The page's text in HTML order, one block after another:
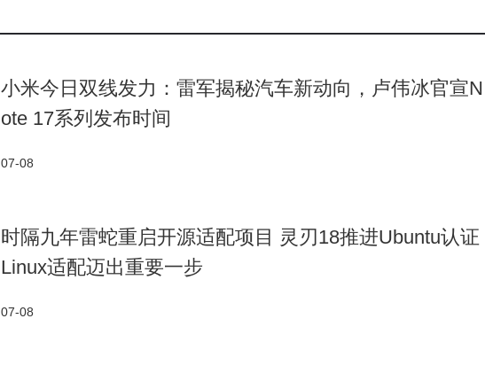
小米今日双线发力：雷军揭秘汽车新动向，卢伟冰官宣N
ote 17系列发布时间
07-08
时隔九年雷蛇重启开源适配项目 灵刃18推进Ubuntu认证
Linux适配迈出重要一步
07-08